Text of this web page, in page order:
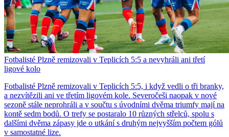
Fotbalisté Plzně remizovali v Teplicích 5:5 a nevyhráli ani třetí
ligové kolo
Fotbalisté Plzně remizovali v Teplicích 5:5, i když vedli o tři branky,
a nezvítězili ani ve třetím ligovém kole. Severočeši naopak v nové
sezoně stále neprohráli a v součtu s úvodními dvěma triumfy mají na
kontě sedm bodů. O trefy se postaralo 10 různých střelců, spolu s
dalšími dvěma zápasy jde o utkání s druhým nejvyšším počtem gólů
v samostatné lize.